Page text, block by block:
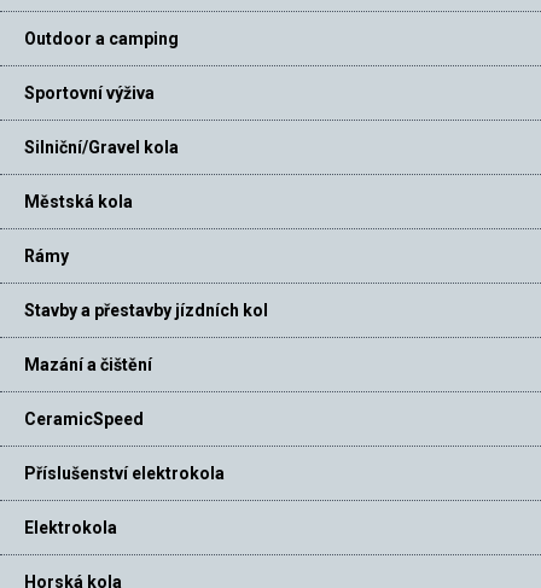
Outdoor a camping
Sportovní výživa
Silniční/Gravel kola
Městská kola
Rámy
Stavby a přestavby jízdních kol
Mazání a čištění
CeramicSpeed
Příslušenství elektrokola
Elektrokola
Horská kola